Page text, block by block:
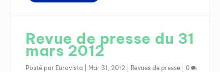
Revue de presse du 31
mars 2012
Posté par Eurovista Mar 31, 2012 Revues de presse |0